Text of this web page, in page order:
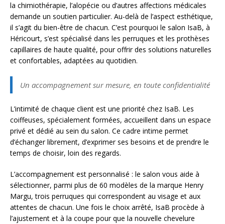
la chimiothérapie, l’alopécie ou d’autres affections médicales
demande un soutien particulier. Au-delà de l’aspect esthétique,
il s’agit du bien-être de chacun. C’est pourquoi le salon IsaB, à
Héricourt, s’est spécialisé dans les perruques et les prothèses
capillaires de haute qualité, pour offrir des solutions naturelles
et confortables, adaptées au quotidien.
Un accompagnement sur mesure, en toute confidentialité
L’intimité de chaque client est une priorité chez IsaB. Les
coiffeuses, spécialement formées, accueillent dans un espace
privé et dédié au sein du salon. Ce cadre intime permet
d’échanger librement, d’exprimer ses besoins et de prendre le
temps de choisir, loin des regards.
L’accompagnement est personnalisé : le salon vous aide à
sélectionner, parmi plus de 60 modèles de la marque Henry
Margu, trois perruques qui correspondent au visage et aux
attentes de chacun. Une fois le choix arrêté, IsaB procède à
l’ajustement et à la coupe pour que la nouvelle chevelure